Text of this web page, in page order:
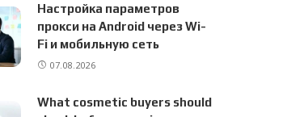
Настройка параметров
прокси на Android через Wi-
Fi и мобильную сеть
07.08.2026
What cosmetic buyers should